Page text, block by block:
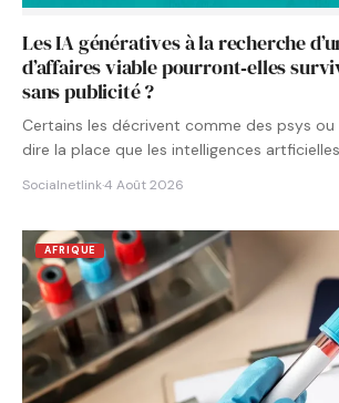
Les IA génératives à la recherche
d’affaires viable pourront‑elles
sans publicité ?
Certains les décrivent comme des psys ou
dire la place que les intelligences
Socialnetlink·4 Août 2026
AFRIQUE